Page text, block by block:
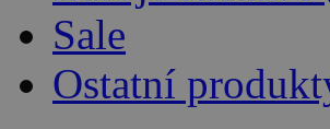
Sale
Ostatní